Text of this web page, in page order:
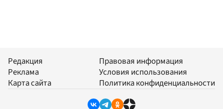
Редакция
Реклама
Карта сайта
Правовая информация
Условия использования
Политика конфиденциальности